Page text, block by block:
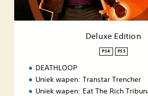
o
Deluxe Edition
PS4 PS5
DEATHLOOP
Uniek wapen: Transtar Trencher
Uniek wapen: Eat The Rich